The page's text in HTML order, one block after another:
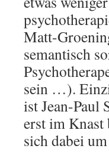
Matt-
semantisch
sein …).
ist Jean-Paul
erst im Knast
sich dabei